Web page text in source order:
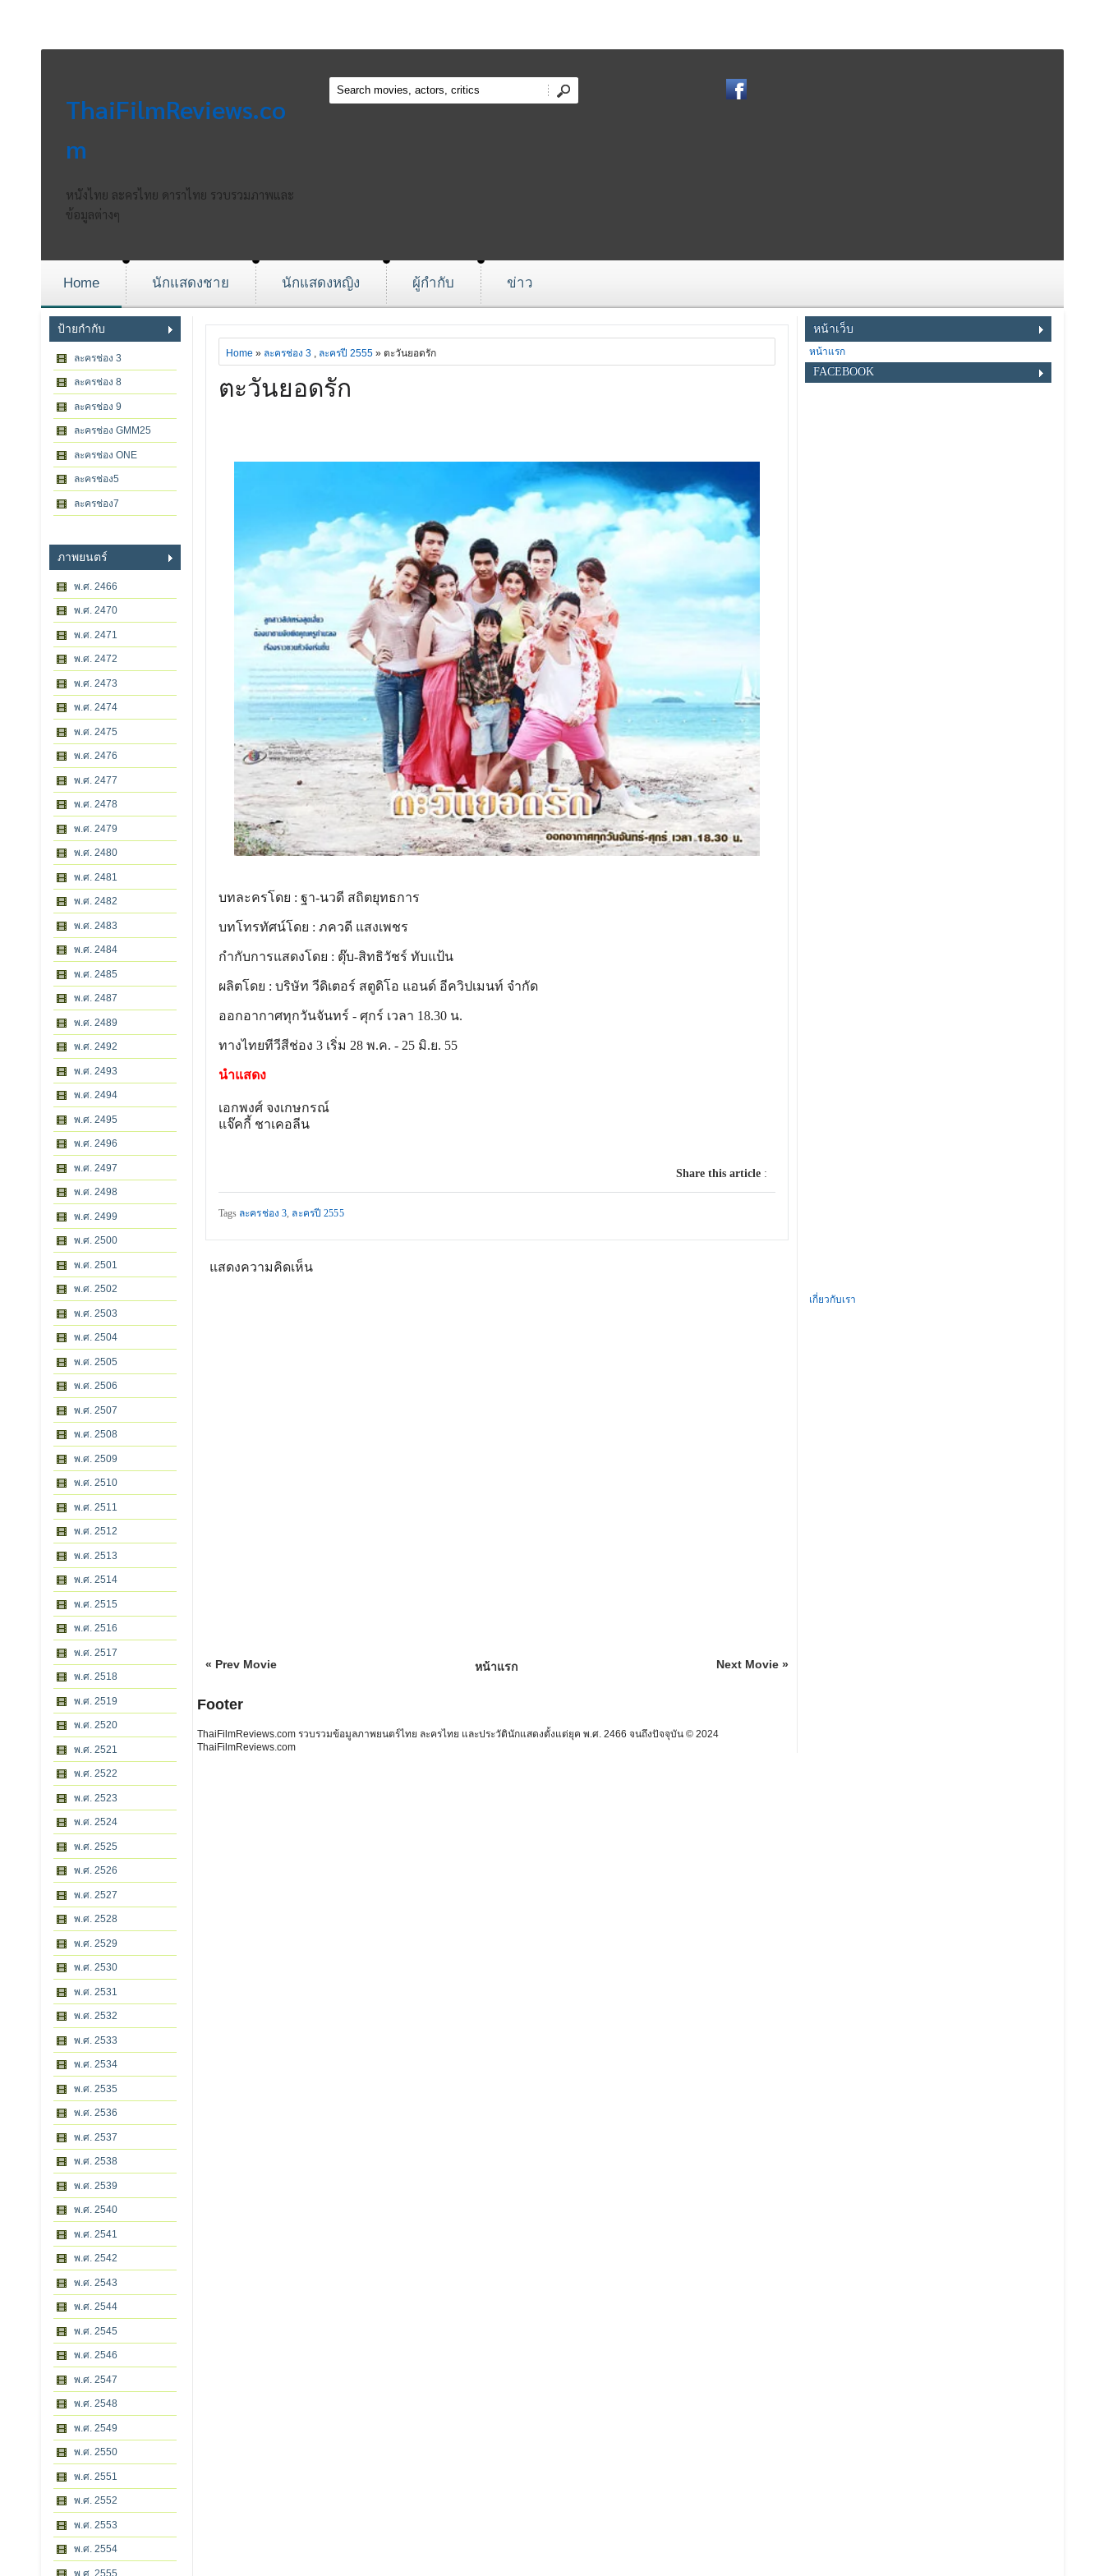
ThaiFilmReviews.co
m
หนังไทย ละครไทย ดาราไทย รวบรวมภาพและ
ข้อมูลต่างๆ
Home นักแสดงชาย นักแสดงหญิง ผู้กำกับ ข่าว
ป้ายกำกับ
ละครช่อง 3
ละครช่อง 8
ละครช่อง 9
ละครช่อง GMM25
ละครช่อง ONE
ละครช่อง5
ละครช่อง7
ภาพยนตร์
พ.ศ. 2466
พ.ศ. 2470
พ.ศ. 2471
พ.ศ. 2472
พ.ศ. 2473
พ.ศ. 2474
พ.ศ. 2475
พ.ศ. 2476
พ.ศ. 2477
พ.ศ. 2478
พ.ศ. 2479
พ.ศ. 2480
พ.ศ. 2481
พ.ศ. 2482
พ.ศ. 2483
พ.ศ. 2484
พ.ศ. 2485
พ.ศ. 2487
พ.ศ. 2489
พ.ศ. 2492
พ.ศ. 2493
พ.ศ. 2494
พ.ศ. 2495
พ.ศ. 2496
พ.ศ. 2497
พ.ศ. 2498
พ.ศ. 2499
พ.ศ. 2500
พ.ศ. 2501
พ.ศ. 2502
พ.ศ. 2503
พ.ศ. 2504
พ.ศ. 2505
พ.ศ. 2506
พ.ศ. 2507
พ.ศ. 2508
พ.ศ. 2509
พ.ศ. 2510
พ.ศ. 2511
พ.ศ. 2512
พ.ศ. 2513
พ.ศ. 2514
พ.ศ. 2515
พ.ศ. 2516
พ.ศ. 2517
พ.ศ. 2518
พ.ศ. 2519
พ.ศ. 2520
พ.ศ. 2521
พ.ศ. 2522
พ.ศ. 2523
พ.ศ. 2524
พ.ศ. 2525
พ.ศ. 2526
พ.ศ. 2527
พ.ศ. 2528
พ.ศ. 2529
พ.ศ. 2530
พ.ศ. 2531
พ.ศ. 2532
พ.ศ. 2533
พ.ศ. 2534
พ.ศ. 2535
พ.ศ. 2536
พ.ศ. 2537
พ.ศ. 2538
พ.ศ. 2539
พ.ศ. 2540
พ.ศ. 2541
พ.ศ. 2542
พ.ศ. 2543
พ.ศ. 2544
พ.ศ. 2545
พ.ศ. 2546
พ.ศ. 2547
พ.ศ. 2548
พ.ศ. 2549
พ.ศ. 2550
พ.ศ. 2551
พ.ศ. 2552
พ.ศ. 2553
พ.ศ. 2554
พ.ศ. 2555
Home » ละครช่อง 3, ละครปี 2555» ตะวันยอดรัก
ตะวันยอดรัก
บทละครโดย : ฐา-นวดี สถิตยุทธการ
บทโทรทัศน์โดย : ภควดี แสงเพชร
กำกับการแสดงโดย : ตุ๊บ-สิทธิวัชร์ ทับแป้น
ผลิตโดย : บริษัท วีดิเตอร์ สตูดิโอ แอนด์ อีควิปเมนท์ จำกัด
ออกอากาศทุกวันจันทร์ - ศุกร์ เวลา 18.30 น.
ทางไทยทีวีสีช่อง 3 เริ่ม 28 พ.ค. - 25 มิ.ย. 55
นำแสดง
เอกพงศ์ จงเกษกรณ์
แจ๊คกี้ ชาเคอลีน
Share this article:
Tags ละครช่อง 3, ละครปี 2555
แสดงความคิดเห็น
« Prev Movie Next Movie »
หน้าแรก
Footer
ThaiFilmReviews.com รวบรวมข้อมูลภาพยนตร์ไทย ละครไทย และประวัตินักแสดงตั้งแต่ยุค พ.ศ. 2466 จนถึงปัจจุบัน © 2024
ThaiFilmReviews.com
หน้าเว็บ
หน้าแรก
FACEBOOK
เกี่ยวกับเรา